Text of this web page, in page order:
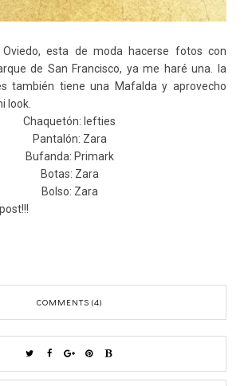
esta de moda hacerse fotos con
de San Francisco, ya me haré una. la
también tiene una Mafalda y aprovecho
look.
Chaquetón: lefties
Pantalón: Zara
Bufanda: Primark
Botas: Zara
Bolso: Zara
COMMENTS (4)